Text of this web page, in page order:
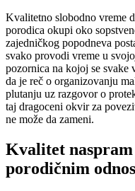
Kvalitetno slobodno vreme
porodica okupi oko
zajedničkog popodneva
svako provodi vreme u
pozornica na kojoj se
da je reč o organizovanju
plutanju uz razgovor o
taj dragoceni okvir za
ne može da zameni.
Kvalitet
porodičnim